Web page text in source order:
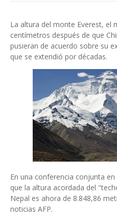
La altura del monte Everest, el
centímetros después de que
pusieran de acuerdo sobre su
que se extendió por décadas.
En una conferencia conjunta
que la altura acordada del
Nepal es ahora de 8.848,86
noticias AFP.